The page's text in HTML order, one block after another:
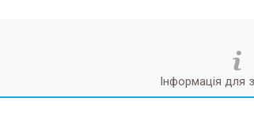
Інформація для